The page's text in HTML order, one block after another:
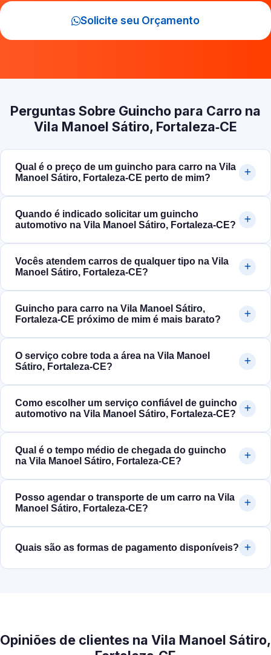
Solicite seu Orçamento
Perguntas Sobre Guincho para Carro na
Vila Manoel Sátiro, Fortaleza‑CE
Qual é o preço de um guincho para carro na Vila
Manoel Sátiro, Fortaleza‑CE perto de mim?
Quando é indicado solicitar um guincho
automotivo na Vila Manoel Sátiro, Fortaleza‑CE?
Vocês atendem carros de qualquer tipo na Vila
Manoel Sátiro, Fortaleza‑CE?
Guincho para carro na Vila Manoel Sátiro,
Fortaleza‑CE próximo de mim é mais barato?
O serviço cobre toda a área na Vila Manoel
Sátiro, Fortaleza‑CE?
Como escolher um serviço confiável de guincho
automotivo na Vila Manoel Sátiro, Fortaleza‑CE?
Qual é o tempo médio de chegada do guincho
na Vila Manoel Sátiro, Fortaleza‑CE?
Posso agendar o transporte de um carro na Vila
Manoel Sátiro, Fortaleza‑CE?
Quais são as formas de pagamento disponíveis?
Opiniões de clientes na Vila Manoel Sátiro,